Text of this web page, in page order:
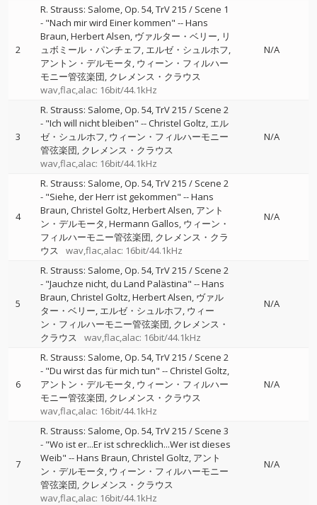
2
R. Strauss: Salome, Op. 54, TrV 215 / Scene 1
- "Nach mir wird Einer kommen" --Hans
Braun Herbert Alsen ヴァルター・ベリー リ
ュボミール・パンチェフ エルゼ・シュルホフ
アントン・デルモータ ウィーン・フィルハー
モニー管弦楽団 クレメンス・クラウス
wav,flac,alac: 16bit/44.1kHz
N/A
3
R. Strauss: Salome, Op. 54, TrV 215 / Scene 2
- "Ich will nicht bleiben" --Christel Goltz エル
ゼ・シュルホフ ウィーン・フィルハーモニー
管弦楽団 クレメンス・クラウス
wav,flac,alac: 16bit/44.1kHz
N/A
4
R. Strauss: Salome, Op. 54, TrV 215 / Scene 2
- "Siehe, der Herr ist gekommen" --Hans
Braun Christel Goltz Herbert Alsen アント
ン・デルモータ Hermann Gallos ウィーン・
フィルハーモニー管弦楽団 クレメンス・クラ
ウス
wav,flac,alac: 16bit/44.1kHz
N/A
5
R. Strauss: Salome, Op. 54, TrV 215 / Scene 2
- "Jauchze nicht, du Land Palästina" --Hans
Braun Christel Goltz Herbert Alsen ヴァル
ター・ベリー エルゼ・シュルホフ ウィー
ン・フィルハーモニー管弦楽団 クレメンス・
クラウス
wav,flac,alac: 16bit/44.1kHz
N/A
6
R. Strauss: Salome, Op. 54, TrV 215 / Scene 2
- "Du wirst das für mich tun" --Christel Goltz
アントン・デルモータ ウィーン・フィルハー
モニー管弦楽団 クレメンス・クラウス
wav,flac,alac: 16bit/44.1kHz
N/A
7
R. Strauss: Salome, Op. 54, TrV 215 / Scene 3
- "Wo ist er...Er ist schrecklich...Wer ist dieses
Weib" --Hans Braun Christel Goltz アント
ン・デルモータ ウィーン・フィルハーモニー
管弦楽団 クレメンス・クラウス
wav,flac,alac: 16bit/44.1kHz
N/A